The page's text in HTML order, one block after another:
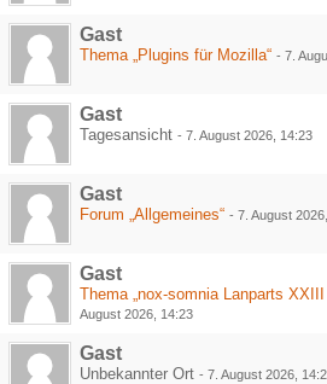
Gast
Thema „Plugins für Mozilla“ - 7.
Gast
Tagesansicht - 7. August 2026, 14:23
Gast
Forum „Allgemeines“ - 7. August
Gast
Thema „nox-somnia Lanparts
August 2026, 14:23
Gast
Unbekannter Ort - 7. August 2026,